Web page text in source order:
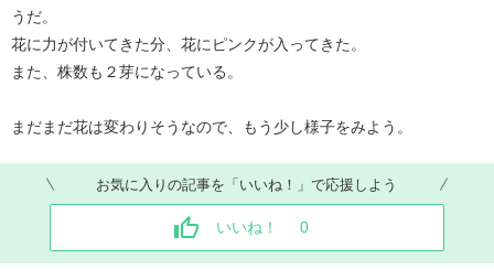
うだ。
花に力が付いてきた分、花にピンクが入ってきた。
また、株数も２芽になっている。
まだまだ花は変わりそうなので、もう少し様子をみよう。
お気に入りの記事を「いいね！」で応援しよう
いいね！ 0